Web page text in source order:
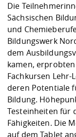
Die
Sächsischen
und
Bildungswerk
dem
kamen,
Fachkursen
deren Potentiale
Bildung.
Testeinheiten für
Fähigkeiten. Die
auf dem Tablet